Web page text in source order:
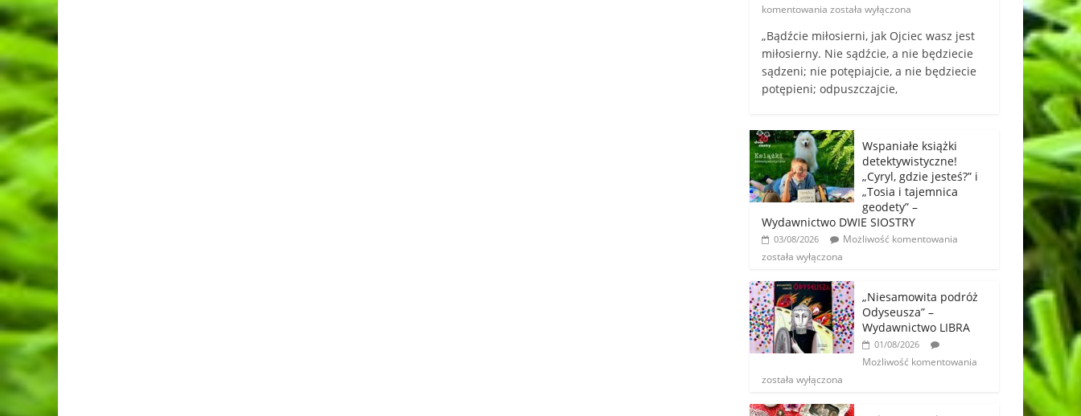
komentowania została wyłączona
„Bądźcie miłosierni, jak Ojciec wasz jest
miłosierny. Nie sądźcie, a nie będziecie
sądzeni; nie potępiajcie, a nie będziecie
potępieni; odpuszczajcie,
Wspaniałe książki
detektywistyczne!
„Cyryl, gdzie jesteś?” i
„Tosia i tajemnica
geodety” –
Wydawnictwo DWIE SIOSTRY
03/08/2026
Możliwość komentowania
została wyłączona
„Niesamowita podróż
Odyseusza” –
Wydawnictwo LIBRA
01/08/2026
Możliwość komentowania
została wyłączona